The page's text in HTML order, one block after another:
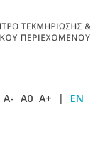
A- A0 A+ | EN